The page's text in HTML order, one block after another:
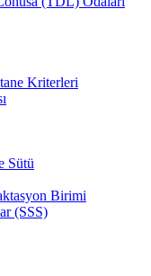
Kriterleri
Sütü
Birimi
(SSS)